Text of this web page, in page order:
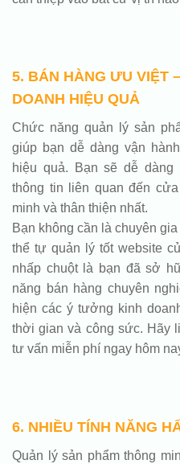
5. BÁN HÀNG ƯU VIỆT
DOANH HIỆU QUẢ
Chức năng quản lý sản
giúp bạn dễ dàng vận
hiệu quả. Bạn sẽ dễ
thông tin liên quan đến
minh và thân thiện nhất.
Bạn không cần là chuyên
thể tự quản lý tốt website
nhấp chuột là bạn đã sở
năng bán hàng chuyên
hiện các ý tưởng kinh
thời gian và công sức. Hãy
tư vấn miễn phí ngay hôm
6. NHIỀU TÍNH NĂNG
Quản lý sản phẩm thông